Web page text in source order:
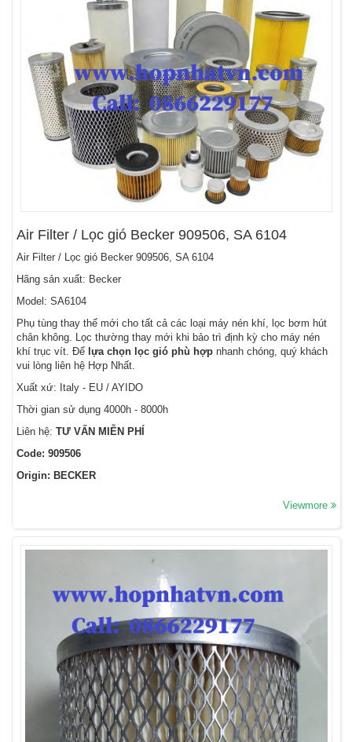
Air Filter / Lọc gió Becker 909506, SA 6104
Air Filter / Lọc gió Becker 909506, SA 6104
Hãng sản xuất: Becker
Model: SA6104
Phụ tùng thay thế mới cho tất cả các loại máy nén khí, lọc bơm hút
chân không. Lọc thường thay mới khi bảo trì định kỳ cho máy nén
khí trục vít. Để lựa chọn lọc gió phù hợp nhanh chóng, quý khách
vui lòng liên hệ Hợp Nhất.
Xuất xứ: Italy - EU / AYIDO
Thời gian sử dụng 4000h - 8000h
Liên hệ: TƯ VẤN MIỄN PHÍ
Code: 909506
Origin: BECKER
Viewmore